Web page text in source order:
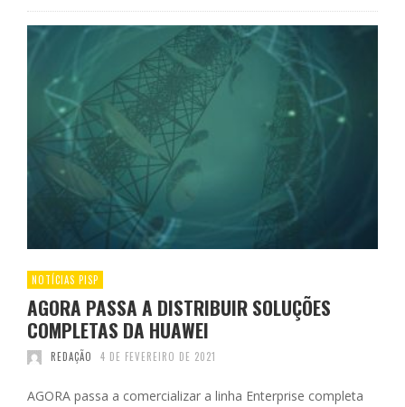
NOTÍCIAS PISP
AGORA PASSA A DISTRIBUIR SOLUÇÕES
COMPLETAS DA HUAWEI
REDAÇÃO 4 DE FEVEREIRO DE 2021
AGORA passa a comercializar a linha Enterprise completa